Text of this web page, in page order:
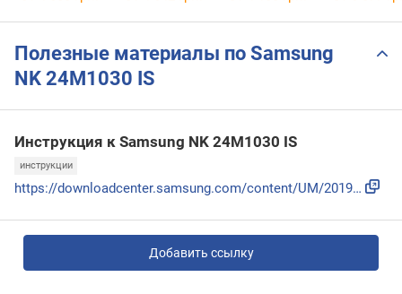
Полезные материалы по Samsung
NK 24M1030 IS
Инструкция к Samsung NK 24M1030 IS
инструкции
https://downloadcenter.samsung.com/content/UM/201904/201904...
Добавить ссылку